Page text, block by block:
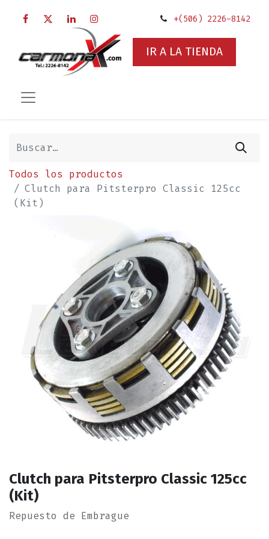
+(506) 2226-8142
IR A LA TIENDA
Todos los productos
Clutch para Pitsterpro Classic 125cc
(Kit)
Clutch para Pitsterpro Classic 125cc
(Kit)
Repuesto de Embrague